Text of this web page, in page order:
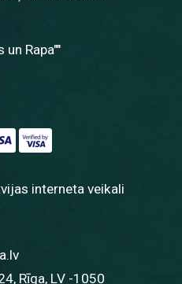
Rapa""
Rīga, LV -1050